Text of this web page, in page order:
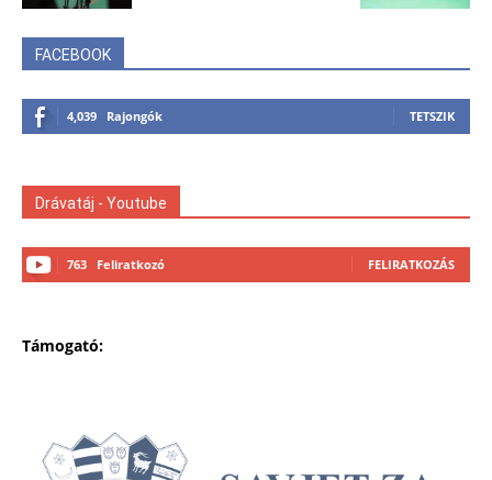
FACEBOOK
4,039 Rajongók TETSZIK
Drávatáj - Youtube
763 Feliratkozó FELIRATKOZÁS
Támogató: